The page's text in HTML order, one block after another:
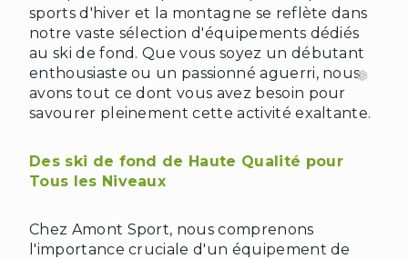
sports d'hiver et la montagne se reflète dans
notre vaste sélection d'équipements dédiés
au ski de fond. Que vous soyez un débutant
enthousiaste ou un passionné aguerri, nous
avons tout ce dont vous avez besoin pour
savourer pleinement cette activité exaltante.
Des ski de fond de Haute Qualité pour
Tous les Niveaux
Chez Amont Sport, nous comprenons
l'importance cruciale d'un équipement de